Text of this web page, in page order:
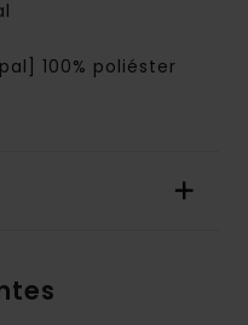
100% poliéster